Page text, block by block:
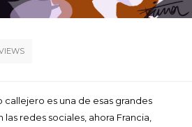
callejero es una de esas grandes
redes sociales, ahora Francia,
la